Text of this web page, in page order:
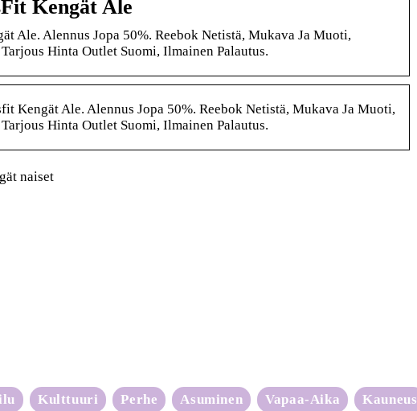
Kengät Ale
Ale. Alennus Jopa 50%. Reebok Netistä, Mukava Ja Muoti,
Hinta Outlet Suomi, Ilmainen Palautus.
Kengät Ale. Alennus Jopa 50%. Reebok Netistä, Mukava Ja Muoti,
Hinta Outlet Suomi, Ilmainen Palautus.
naiset
Kulttuuri Perhe Asuminen Vapaa-Aika Kauneus